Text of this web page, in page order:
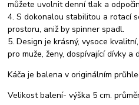
můžete uvolnit denní tlak a
4. S dokonalou stabilitou a rotací
prostoru, aniž by spinner spadl.
5. Design je krásný, vysoce
pro muže, ženy, dospívající dívky a
Káča je balena v originálním
Velikost balení- výška 5 cm.